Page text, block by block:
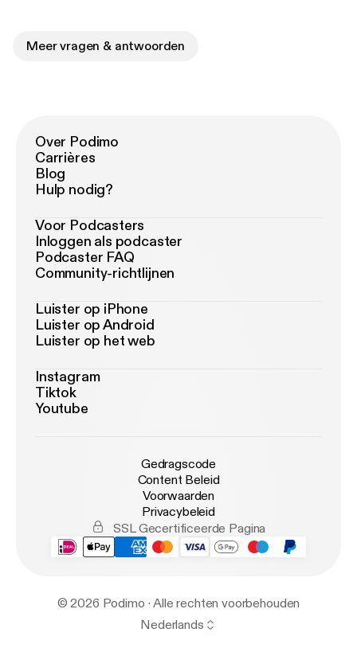
Meer vragen & antwoorden
Over Podimo
Carrières
Blog
Hulp nodig?
Voor Podcasters
Inloggen als podcaster
Podcaster FAQ
Community-richtlijnen
Luister op iPhone
Luister op Android
Luister op het web
Instagram
Tiktok
Youtube
Gedragscode
Content Beleid
Voorwaarden
Privacybeleid
SSL Gecertificeerde Pagina
© 2026 Podimo · Alle rechten voorbehouden
Nederlands